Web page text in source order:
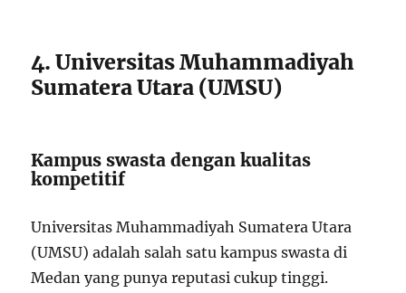
4. Universitas Muhammadiyah
Sumatera Utara (UMSU)
Kampus swasta dengan kualitas
kompetitif
Universitas Muhammadiyah Sumatera Utara
(UMSU) adalah salah satu kampus swasta di
Medan yang punya reputasi cukup tinggi.